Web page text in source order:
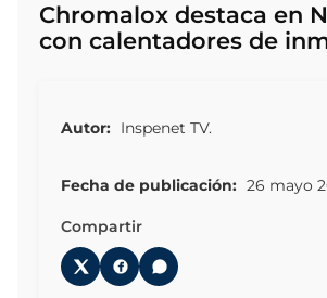
Chromalox destaca en
con calentadores de
Autor: Inspenet TV.
Fecha de publicación: 26 mayo
Compartir